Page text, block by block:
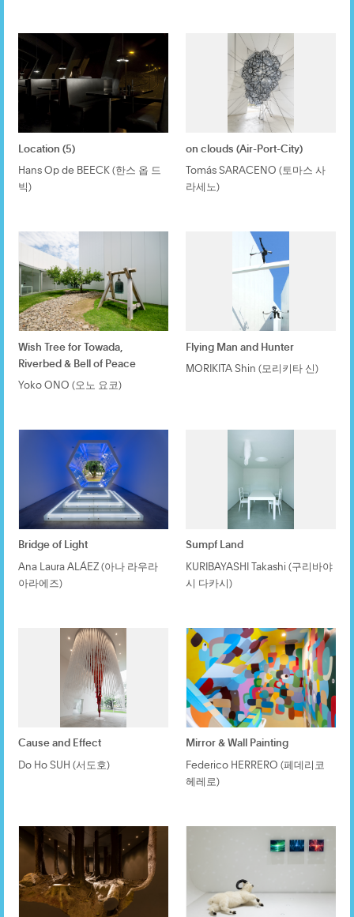
Location (5)
Hans Op de BEECK (한스 옵 드
빅)
on clouds (Air-Port-City)
Tomás SARACENO (토마스 사
라세노)
Wish Tree for Towada,
Riverbed & Bell of Peace
Yoko ONO (오노 요코)
Flying Man and Hunter
MORIKITA Shin (모리키타 신)
Bridge of Light
Ana Laura ALÁEZ (아나 라우라
아라에즈)
Sumpf Land
KURIBAYASHI Takashi (구리바야
시 다카시)
Cause and Effect
Do Ho SUH (서도호)
Mirror & Wall Painting
Federico HERRERO (페데리코
헤레로)